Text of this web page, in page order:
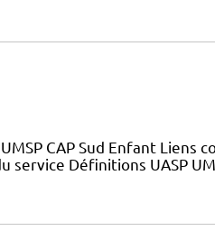
CAP Sud Enfant Liens
Définitions UASP